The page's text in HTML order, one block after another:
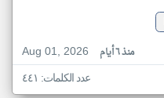
Aug 01, 2026
منذ ٦ أيام
عدد الكلمات: ٤٤١